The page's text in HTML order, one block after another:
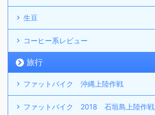
生豆
コーヒー系レビュー
旅行
ファットバイク 沖縄上陸作戦
ファットバイク 2018 石垣島上陸作戦